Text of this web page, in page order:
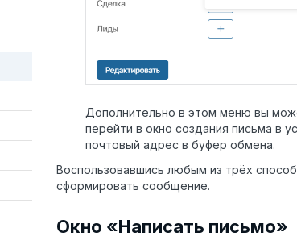
Дополнительно в этом меню вы
перейти в окно создания письма в
почтовый адрес в буфер обмена.
Воспользовавшись любым из трёх
сформировать сообщение.
Окно «Написать письмо»